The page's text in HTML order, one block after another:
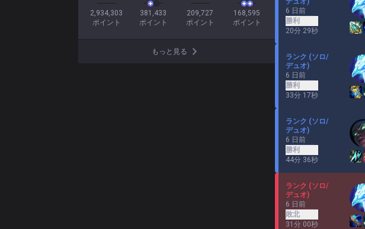
2,934,303
ポイント
381,433
ポイント
209,727
ポイント
168,595
ポイント
もっと見る
6 日前
勝利
20分 29秒
ランク (ソロ/
デュオ)
6 日前
勝利
33分 17秒
ランク (ソロ/
デュオ)
6 日前
勝利
44分 36秒
ランク (ソロ/
デュオ)
6 日前
敗北
31分 00秒